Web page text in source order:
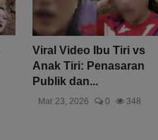
Viral Video Ibu Tiri vs
Anak Tiri: Penasaran
Publik dan...
Mar 23, 2026 0 348